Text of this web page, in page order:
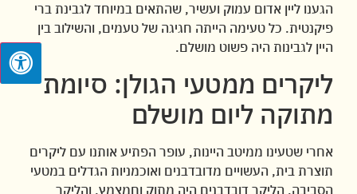
הגענו ליין אדום עמוק ועשיר, שהתאים במיוחד לגבינת ברי
פיקנטית. כל טעימה הייתה חגיגה של טעמים, והשילוב בין
היין לגבינות היה פשוט מושלם.
ליקרים ממטעי הגולן: סיומת
מתוקה ליום מושלם
אחרי שטעינו ממיטב היינות, עופר הפתיע אותנו עם ליקרים
תוצרת בית, העשויים מדובדבנים ואוכמניות הגדלים במטעי
הסביבה. הליקר דובדבנים היה מתוק וחמצמץ, והליקר